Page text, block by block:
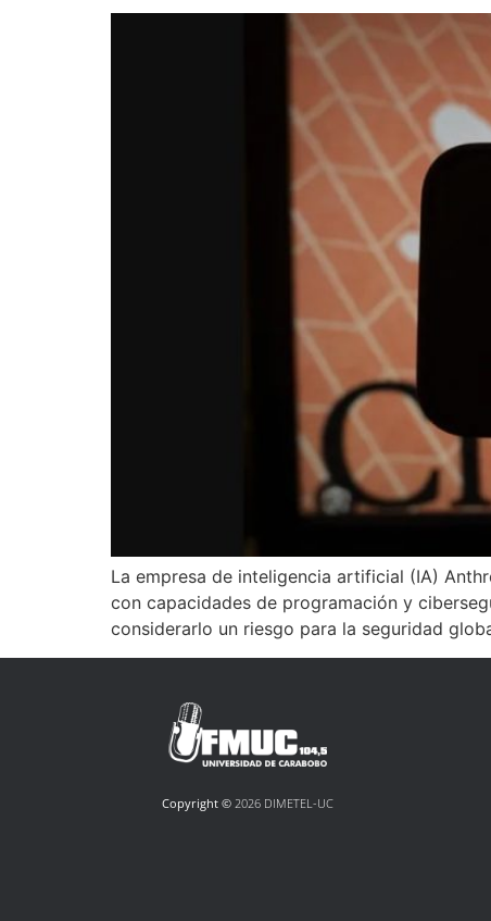
La empresa de inteligencia artificial (IA)
con capacidades de programación y
considerarlo un riesgo para la seguridad
Copyright ©2026 DIMETEL-UC